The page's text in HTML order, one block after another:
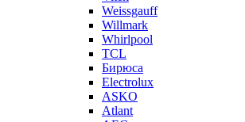
Weissgauff
Willmark
Whirlpool
TCL
Бирюса
Electrolux
ASKO
Atlant